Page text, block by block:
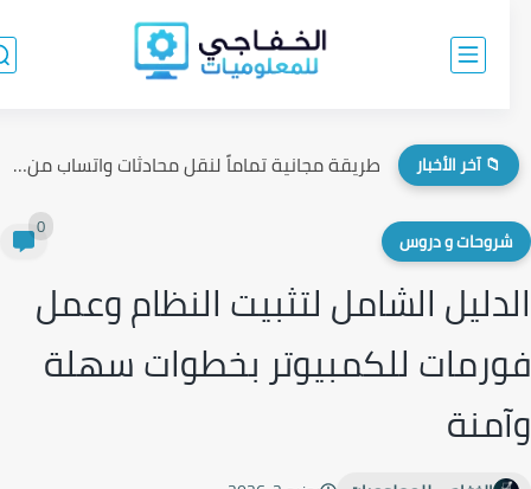
📁 آخر الأخبار كيفية تغير الصوت لحظياً أثناء اللعب مراجعة برنامج VoiceWave ومميزاته
و دروس
الشامل لتثبيت النظام وعمل
للكمبيوتر بخطوات سهلة